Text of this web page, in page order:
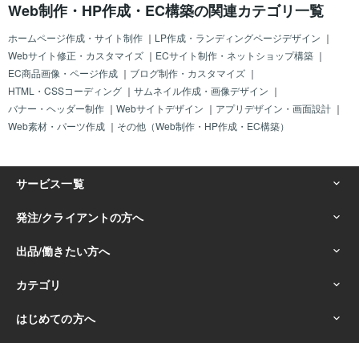
Web制作・HP作成・EC構築の関連カテゴリ一覧
ホームページ作成・サイト制作 ｜ LP作成・ランディングページデザイン ｜
Webサイト修正・カスタマイズ ｜ ECサイト制作・ネットショップ構築 ｜
EC商品画像・ページ作成 ｜ ブログ制作・カスタマイズ ｜
HTML・CSSコーディング ｜ サムネイル作成・画像デザイン ｜
バナー・ヘッダー制作 ｜ Webサイトデザイン ｜ アプリデザイン・画面設計 ｜
Web素材・パーツ作成 ｜ その他（Web制作・HP作成・EC構築）